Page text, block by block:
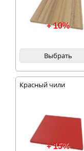
+ 10%
Выбрать
Красный чили
+ 15%